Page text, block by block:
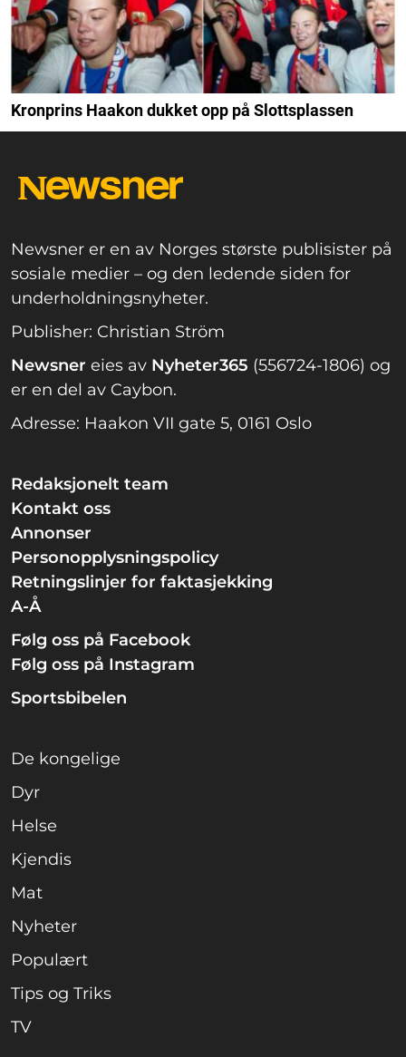
Kronprins Haakon dukket opp på Slottsplassen
Newsner er en av Norges største publisister på
sosiale medier – og den ledende siden for
underholdningsnyheter.
Publisher: Christian Ström
Newsner eies av Nyheter365 (556724-1806) og
er en del av Caybon.
Adresse: Haakon VII gate 5, 0161 Oslo
Redaksjonelt team
Kontakt oss
Annonser
Personopplysningspolicy
Retningslinjer for faktasjekking
A-Å
Følg oss på Facebook
Følg oss på Instagram
Sportsbibelen
De kongelige
Dyr
Helse
Kjendis
Mat
Nyheter
Populært
Tips og Triks
TV